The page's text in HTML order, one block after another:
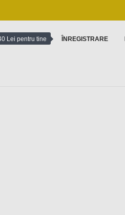
Lei pentru tine ÎNREGISTRARE